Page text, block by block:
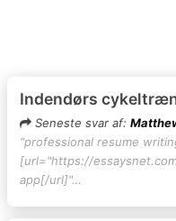
Indendørs
Seneste svar af:
"professional resume
[url="https://
app[/url]"…